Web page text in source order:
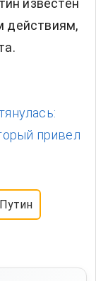
действиям,
привел